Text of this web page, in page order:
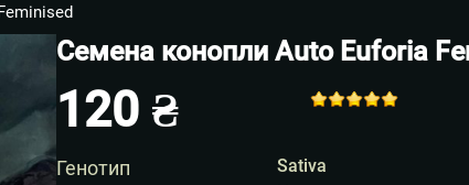
Семена конопли Auto Euforia
rating
120 ₴
Генотип Sativa